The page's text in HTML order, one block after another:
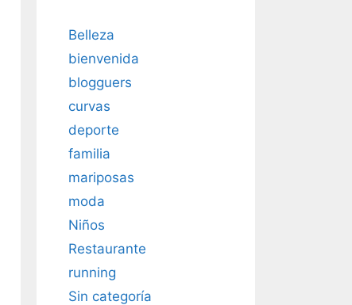
Belleza
bienvenida
blogguers
curvas
deporte
familia
mariposas
moda
Niños
Restaurante
running
Sin categoría